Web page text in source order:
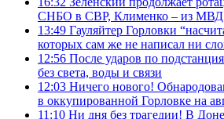
СНБО в СВР, Клименко – из
13:49 Гауляйтер Горловки
которых сам же не написал ни
12:56 После ударов по
без света, воды и связи
12:03 Ничего нового!
в оккупированной Горловке на
11:10 Ни дня без трагедии! В